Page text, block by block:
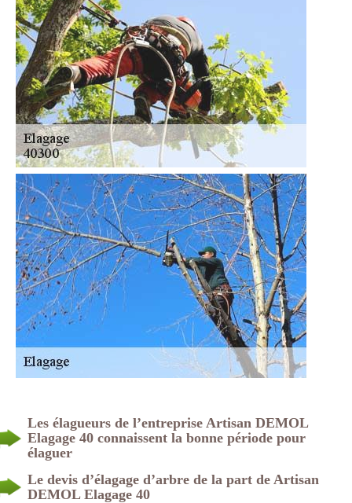
Les élagueurs de l’entreprise Artisan DEMOL
Elagage 40 connaissent la bonne période pour
élaguer
Le devis d’élagage d’arbre de la part de Artisan
DEMOL Elagage 40